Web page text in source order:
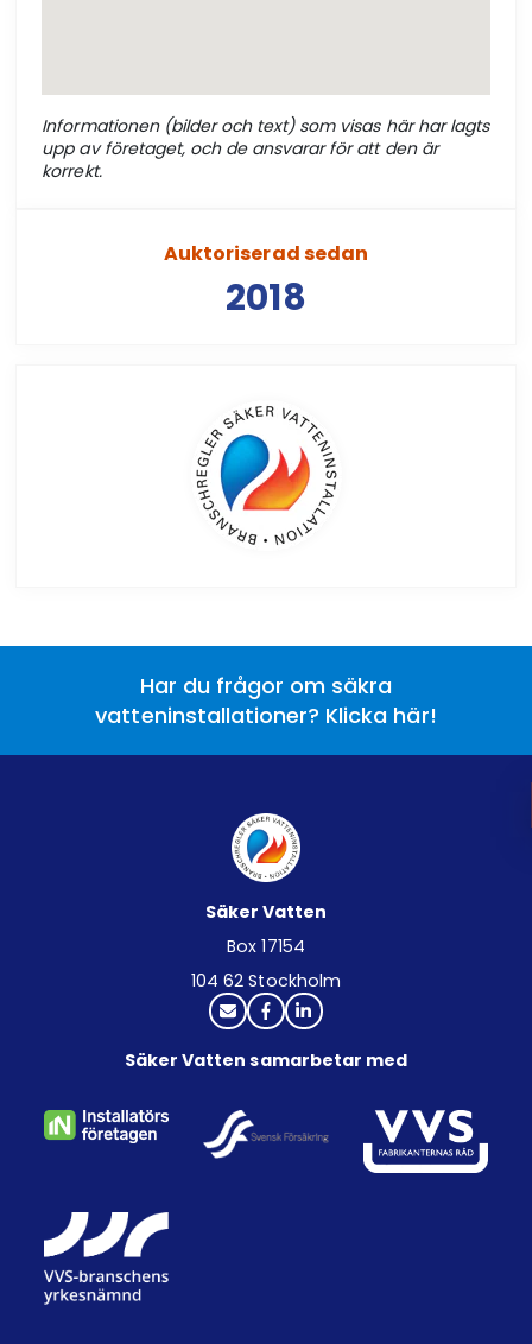
Informationen (bilder och text) som visas här har lagts
upp av företaget, och de ansvarar för att den är
korrekt.
Auktoriserad sedan
2018
Har du frågor om säkra
vatteninstallationer? Klicka här!
Säker Vatten
Box 17154
104 62 Stockholm
Säker Vatten samarbetar med